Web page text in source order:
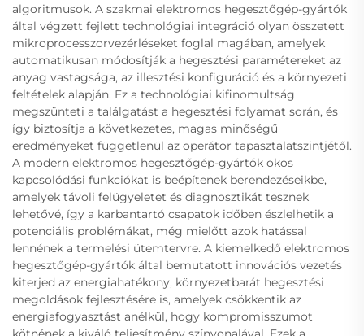
algoritmusok. A szakmai elektromos hegesztőgép-gyártók
által végzett fejlett technológiai integráció olyan összetett
mikroprocesszorvezérléseket foglal magában, amelyek
automatikusan módosítják a hegesztési paramétereket az
anyag vastagsága, az illesztési konfiguráció és a környezeti
feltételek alapján. Ez a technológiai kifinomultság
megszünteti a találgatást a hegesztési folyamat során, és
így biztosítja a következetes, magas minőségű
eredményeket függetlenül az operátor tapasztalatszintjétől.
A modern elektromos hegesztőgép-gyártók okos
kapcsolódási funkciókat is beépítenek berendezéseikbe,
amelyek távoli felügyeletet és diagnosztikát tesznek
lehetővé, így a karbantartó csapatok időben észlelhetik a
potenciális problémákat, még mielőtt azok hatással
lennének a termelési ütemtervre. A kiemelkedő elektromos
hegesztőgép-gyártók által bemutatott innovációs vezetés
kiterjed az energiahatékony, környezetbarát hegesztési
megoldások fejlesztésére is, amelyek csökkentik az
energiafogyasztást anélkül, hogy kompromisszumot